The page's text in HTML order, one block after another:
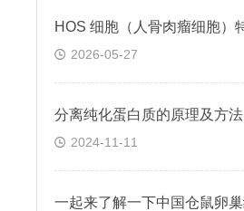
2026-05-27
分离纯化蛋白质的原理及方法
2024-11-11